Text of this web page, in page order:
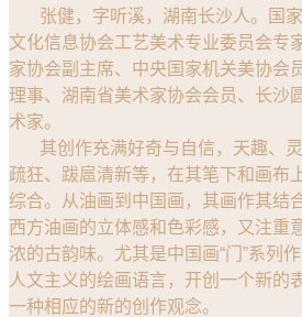
张健，字听溪，湖南长沙人。国家
文化信息协会工艺美术专业委员会专
家协会副主席、中央国家机关美协会
理事、湖南省美术家协会会员、长沙
术家。
其创作充满好奇与自信，天趣、灵
疏狂、跋扈清新等，在其笔下和画布
综合。从油画到中国画，其画作其结
西方油画的立体感和色彩感，又注重
浓的古韵味。尤其是中国画“门”系列
人文主义的绘画语言，开创一个新的
一种相应的新的创作观念。